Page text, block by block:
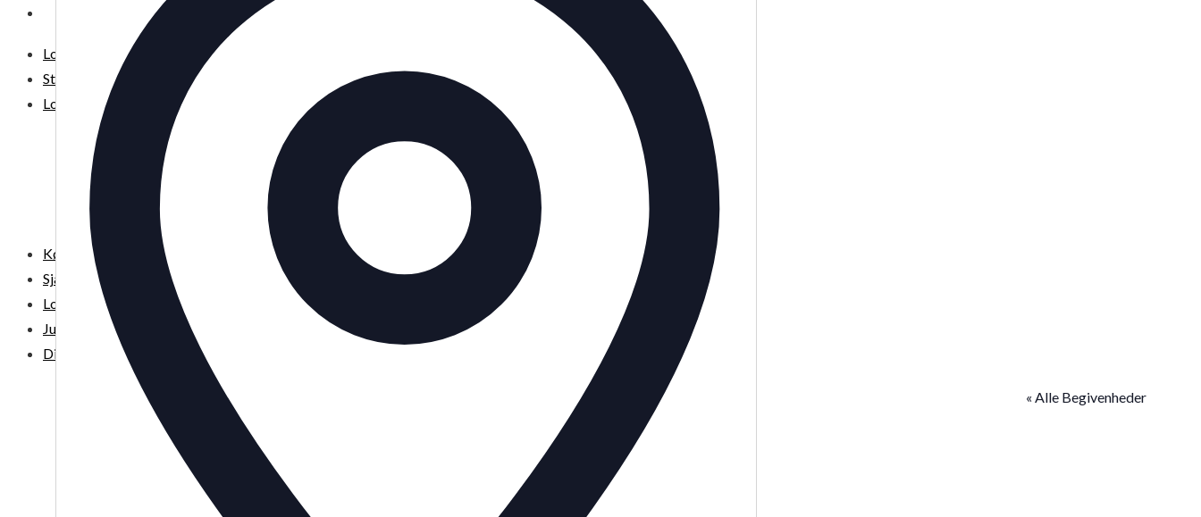
DIT LOPPEMARKED
Loppemarkeder NU! – 2026
Stor København
Lokale loppermarkeder
Vesterbro
Østerbro
Nørrebro
Frederiksberg
Amager
Københavns omegn
Sjælland
Loppemarked i dag
Julemarkeder 2026
Dit loppemarked
« Alle Begivenheder